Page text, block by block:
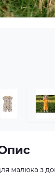
малюка з